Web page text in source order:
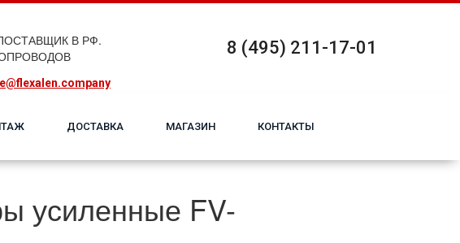
В РФ.
8 (495) 211-17-01
ДОСТАВКА МАГАЗИН КОНТАКТЫ
усиленные FV-